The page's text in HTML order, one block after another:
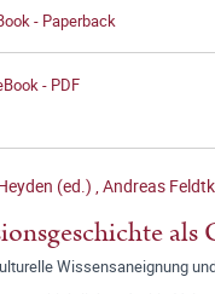
- Paperback
- PDF
(ed.) ,Andreas
als
Wissensaneignung